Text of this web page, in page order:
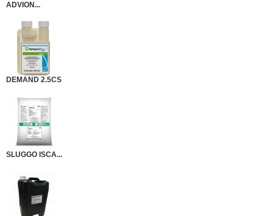
ADVION...
DEMAND 2.5CS
SLUGGO ISCA...